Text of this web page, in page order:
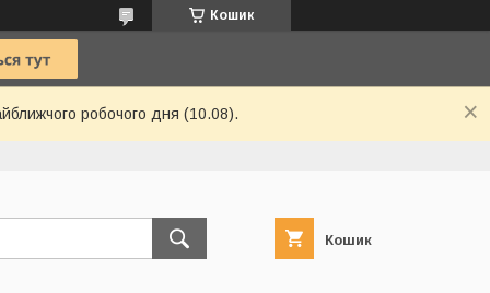
Кошик
робочого дня (10.08).
Кошик